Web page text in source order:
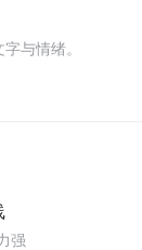
与情绪。
强